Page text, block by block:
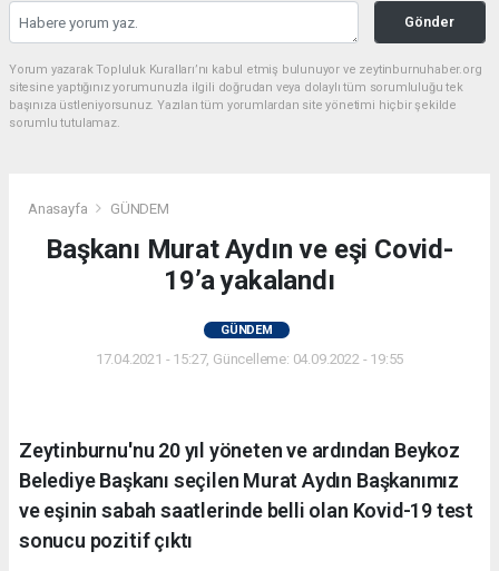
Gönder
Yorum yazarak Topluluk Kuralları’nı kabul etmiş bulunuyor ve zeytinburnuhaber.org
sitesine yaptığınız yorumunuzla ilgili doğrudan veya dolaylı tüm sorumluluğu tek
başınıza üstleniyorsunuz. Yazılan tüm yorumlardan site yönetimi hiçbir şekilde
sorumlu tutulamaz.
Anasayfa GÜNDEM
Başkanı Murat Aydın ve eşi Covid-
19’a yakalandı
GÜNDEM
17.04.2021 - 15:27, Güncelleme: 04.09.2022 - 19:55
Zeytinburnu'nu 20 yıl yöneten ve ardından Beykoz
Belediye Başkanı seçilen Murat Aydın Başkanımız
ve eşinin sabah saatlerinde belli olan Kovid-19 test
sonucu pozitif çıktı